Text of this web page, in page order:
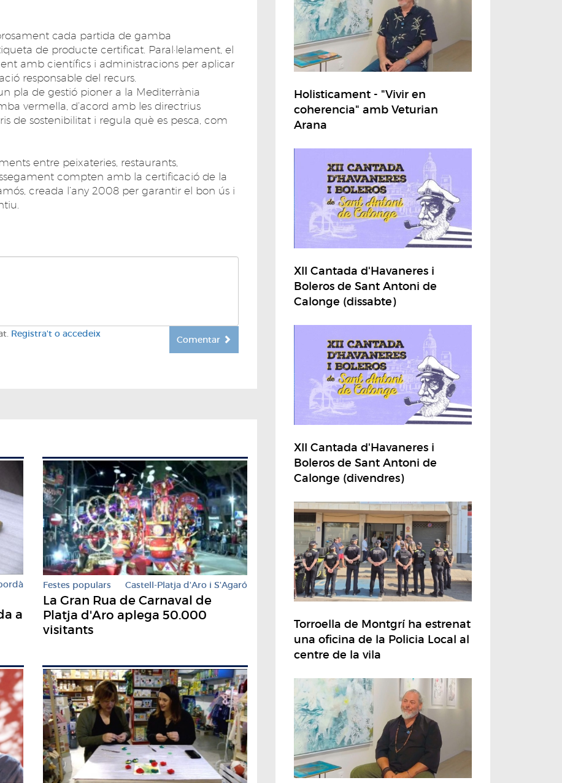
cada partida de gamba
de producte certificat. Paral·lelament, el
amb científics i administracions per aplicar
responsable del recurs.
pla de gestió pioner a la Mediterrània
vermella, d’acord amb les directrius
de sostenibilitat i regula què es pesca, com
entre peixateries, restaurants,
compten amb la certificació de la
creada l’any 2008 per garantir el bon ús i
Registra't o accedeix
Comentar
a
Festes populars Castell-Platja d'Aro i S'Agaró
La Gran Rua de Carnaval de
Platja d'Aro aplega 50.000
visitants
Holisticament - "Vivir en
coherencia" amb Veturian
Arana
XII Cantada d'Havaneres i
Boleros de Sant Antoni de
Calonge (dissabte)
XII Cantada d'Havaneres i
Boleros de Sant Antoni de
Calonge (divendres)
Torroella de Montgrí ha estrenat
una oficina de la Policia Local al
centre de la vila